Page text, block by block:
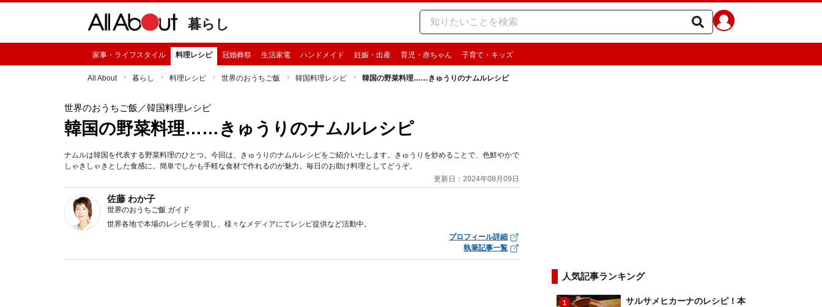
暮らし
家事・ライフスタイル 料理レシピ 冠婚葬祭 生活家電 ハンドメイド 妊娠・出産 育児・赤ちゃん 子育て・キッズ
All About 暮らし 料理レシピ 世界のおうちご飯 韓国料理レシピ 韓国の野菜料理……きゅうりのナムルレシピ
世界のおうちご飯 ／韓国料理レシピ
韓国の野菜料理……きゅうりのナムルレシピ
ナムルは韓国を代表する野菜料理のひとつ。今回は、きゅうりのナムルレシピをご紹介いたします。きゅうりを炒めることで、色鮮やかで
しゃきしゃきとした食感に。簡単でしかも手軽な食材で作れるのが魅力。毎日のお助け料理としてどうぞ。
更新日：2024年08月09日
佐藤 わか子
世界のおうちご飯 ガイド
世界各地で本場のレシピを学習し、様々なメディアにてレシピ提供など活動中。
プロフィール詳細
執筆記事一覧
人気記事ランキング
1
サルサメヒカーナのレシピ！本